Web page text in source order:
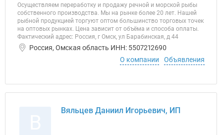
Осуществляем переработку и продажу речной и морской рыбы
собственного производства. Мы на рынке более 20 лет. Нашей
рыбной продукцией торгуют оптом большинство торговых точек
на оптовых рынках. Цена зависит от объёма и способа оплаты.
Фактический адрес: Россия, г Омск, ул Барабинская, д 44
Россия, Омская область ИНН: 5507212690
О компании
Объявления
Вяльцев Даниил Игорьевич, ИП